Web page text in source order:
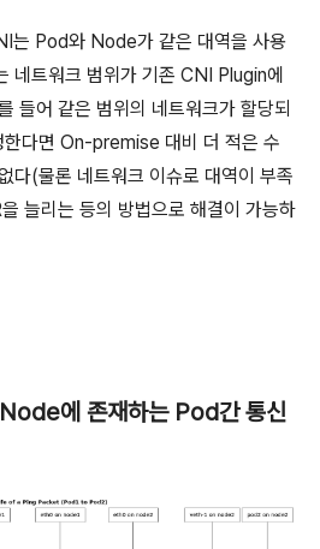
는 Pod와 Node가 같은 대역을 사용
네트워크 범위가 기존 CNI Plugin에
들어 같은 범위의 네트워크가 할당되
한다면 On-premise 대비 더 적은 수
다(물론 네트워크 이슈로 대역이 부족
늘리는 등의 방법으로 해결이 가능하
에 존재하는 Pod간 통신